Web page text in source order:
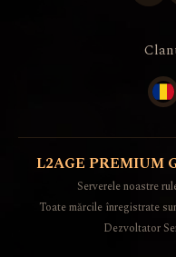
L2AGE PREMIUM
Serverele noastre
Toate mărcile înregistrate
Dezvoltator